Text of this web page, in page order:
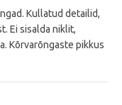
Kullatud detailid,
Ei sisalda niklit,
Kõrvarõngaste pikkus